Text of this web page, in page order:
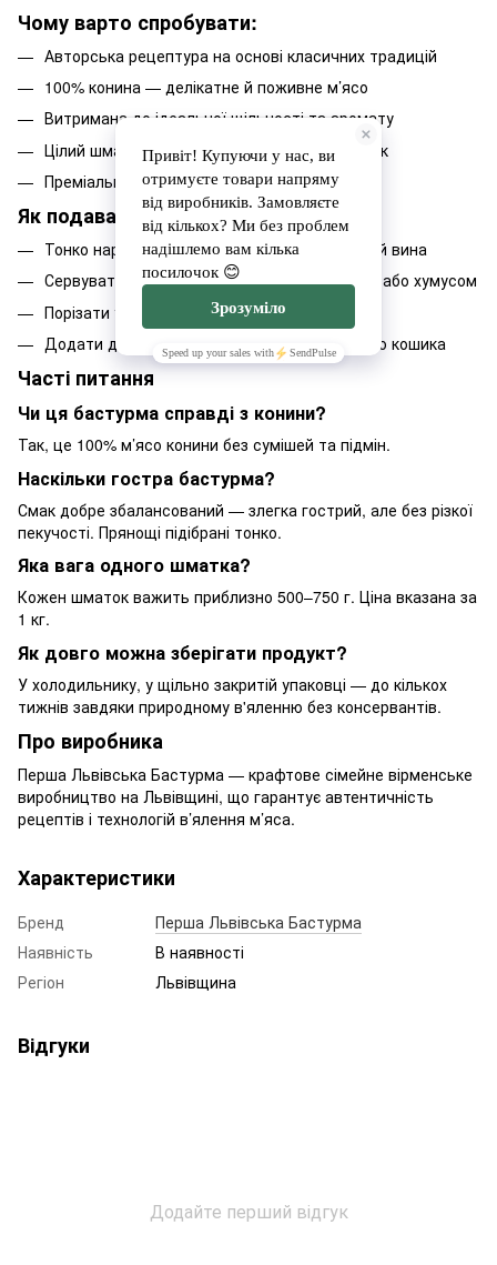
Чому варто спробувати:
Авторська рецептура на основі класичних традицій
100% конина — делікатне й поживне м’ясо
Витримана до ідеальної щільності та аромату
Цілий шматок — можна нарізати на свій смак
Преміальний продукт для гурманів і знавців
Як подавати:
Тонко нарізати на дерев’яній дошці до сиру й вина
Сервувати з оливками, в’яленими томатами або хумусом
Порізати у сендвічі або тарталетки
Додати до гастро-набору або подарункового кошика
Часті питання
Чи ця бастурма справді з конини?
Так, це 100% м’ясо конини без сумішей та підмін.
Наскільки гостра бастурма?
Смак добре збалансований — злегка гострий, але без різкої
пекучості. Прянощі підібрані тонко.
Яка вага одного шматка?
Кожен шматок важить приблизно 500–750 г. Ціна вказана за
1 кг.
Як довго можна зберігати продукт?
У холодильнику, у щільно закритій упаковці — до кількох
тижнів завдяки природному в'яленню без консервантів.
Про виробника
Перша Львівська Бастурма — крафтове сімейне вірменське
виробництво на Львівщині, що гарантує автентичність
рецептів і технологій в’ялення м’яса.
Характеристики
Бренд
Перша Львівська Бастурма
Наявність
В наявності
Регіон
Львівщина
Відгуки
Додайте перший відгук